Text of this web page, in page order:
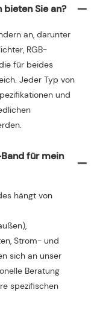
Sie an?
an, darunter
RGB-
für beides
Jeder Typ von
und
für mein
hängt von
Strom- und
sich an unser
Beratung
spezifischen